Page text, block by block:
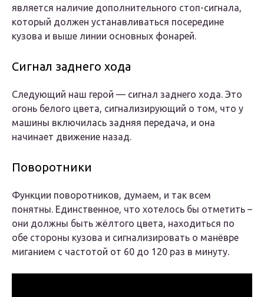
является наличие дополнительного стоп-сигнала,
который должен устанавливаться посередине
кузова и выше линии основных фонарей.
Сигнал заднего хода
Следующий наш герой — сигнал заднего хода. Это
огонь белого цвета, сигнализирующий о том, что у
машины включилась задняя передача, и она
начинает движение назад.
Поворотники
Функции поворотников, думаем, и так всем
понятны. Единственное, что хотелось бы отметить –
они должны быть жёлтого цвета, находиться по
обе стороны кузова и сигнализировать о манёвре
миганием с частотой от 60 до 120 раз в минуту.